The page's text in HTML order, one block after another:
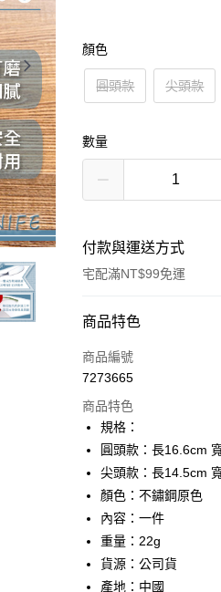
顏色
圓頭款 尖頭款
數量
付款與運送方式
宅配滿NT$99免運
付款方式
信用卡一次付款
3 期 0 利率 每期
合作金庫商業銀行
華南商業銀行
國泰世華商業銀行
臺灣中小企業銀行
匯豐（台灣）商業銀行
聯邦商業銀行
元大商業銀行
超商取貨付款
Apple Pay
悠遊付
商品特色
商品編號
7273665
商品特色
規格：
圓頭款：長16.6cm
尖頭款：長14.5cm
顏色：不鏽鋼原色
內容：一件
重量：22g
貨源：公司貨
產地：中國